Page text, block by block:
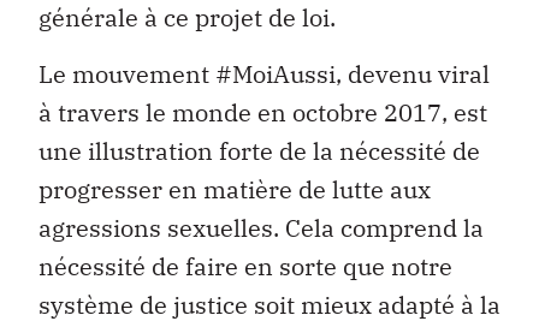
générale à ce projet de loi.
Le mouvement #MoiAussi, devenu viral
à travers le monde en octobre 2017, est
une illustration forte de la nécessité de
progresser en matière de lutte aux
agressions sexuelles. Cela comprend la
nécessité de faire en sorte que notre
système de justice soit mieux adapté à la